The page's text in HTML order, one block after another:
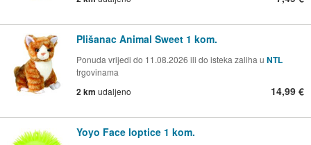
Plišanac Animal Sweet 1 kom.
Ponuda vrijedi do 11.08.2026 ili do isteka zaliha u NTL
trgovinama
2 km udaljeno 14,99 €
Yoyo Face loptice 1 kom.